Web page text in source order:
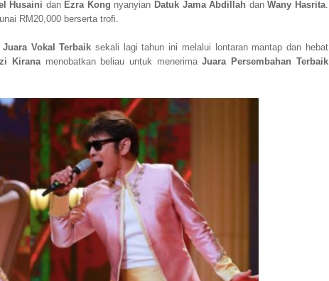
Husaini dan Ezra Kong nyanyian Datuk Jama Abdillah danWany Hasrita.
RM20,000 berserta trofi.
Juara Vokal Terbaik sekali lagi tahun ini melalui lontaran mantap dan hebat
Kiranamenobatkan beliau untuk menerimaJuara Persembahan Terbaik